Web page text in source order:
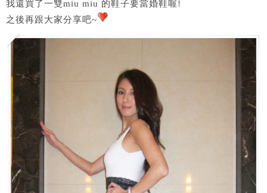
我還買了一雙miu miu 的鞋子要當婚鞋喔!
之後再跟大家分享吧~